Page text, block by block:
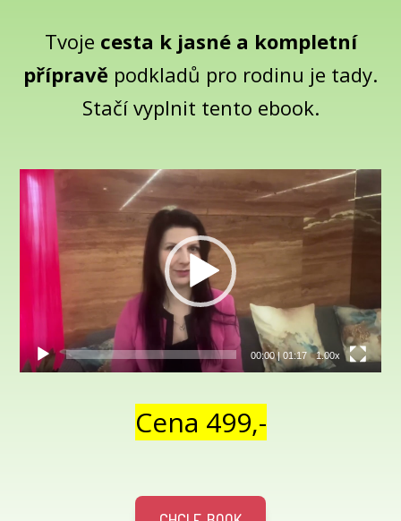
Tvoje cesta k jasné a kompletní
přípravě podkladů pro rodinu je tady.
Stačí vyplnit tento ebook.
Video
přehrávač
00:00| 01:17 1.00x
Cena 499,-